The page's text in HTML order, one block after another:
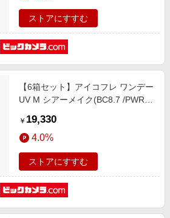
ストアにすすむ
【6箱セット】アイコフレ ワンデー
UV M シアーメイク(BC8.7 /PWR-
￥ 19,330
4.0%
ストアにすすむ